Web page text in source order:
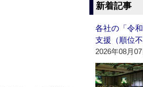
新着記事
各社の「令
支援（順位不
2026年08月